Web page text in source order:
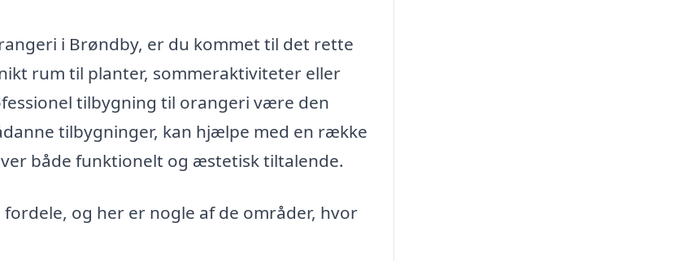
i Brøndby, er du kommet til det rette
rum til planter, sommeraktiviteter eller
tilbygning til orangeri være den
tilbygninger, kan hjælpe med en række
både funktionelt og æstetisk tiltalende.
og her er nogle af de områder, hvor